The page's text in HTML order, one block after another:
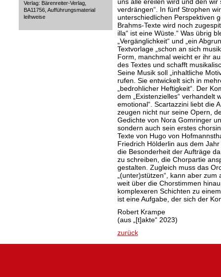
Verlag: Bärenreiter-Verlag,
BA11756, Aufführungsmaterial
leihweise
verdrängen“. In fünf Strophen
unterschiedlichen Perspektiven
Brahms-Texte wird noch
illa“ ist eine Wüste.“ Was übrig
„Vergänglichkeit“ und „ein
Textvorlage „schon an sich
Form, manchmal weicht er ihr
des Textes und schafft
Seine Musik soll „inhaltliche
rufen. Sie entwickelt sich in
„bedrohlicher Heftigkeit“. Der
dem „Existenzielles“ verhandelt
emotional“. Scartazzini liebt die
zeugen nicht nur seine Opern,
Gedichte von Nora Gomringer
sondern auch sein erstes
Texte von Hugo von
Friedrich Hölderlin aus dem
die Besonderheit der Aufträge
zu schreiben, die Chorpartie
gestalten. Zugleich muss das
„(unter)stützen“, kann aber
weit über die Chorstimmen
komplexeren Schichten zu
ist eine Aufgabe, der sich der
Robert Krampe
(aus „[t]akte“ 2023)
zurück